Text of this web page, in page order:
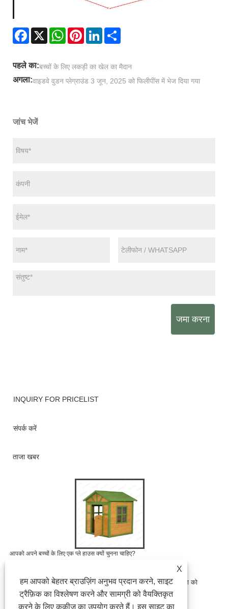
Facebook
X WhatsAppPinterestLinkedIn
पहले का:बच्चों के लिए लकड़ी का खेल का मैदान
अगला:वाइडवे वुडन प्लेग्राउंड 3 जून, 2025 को फिलीपींस में भेज दिया गया
जांच भेजें
जमा करना
INQUIRY FOR PRICELIST
संपर्क करें
ताजा खबर
आपको अपने बच्चों के लिए एक प्ले हाउस क्यों चुनना चाहिए?
जब माता -पिता बाहरी खिलौनों के बारे में सोचते हैं जो मज़ेदार, सुरक्षा और शिक्षा को
जोड़ते हैं, तो सबसे लोकप्रिय विकल्पों में से एक एक प्ले हाउस है। यह......
X
हम आपको बेहतर ब्राउज़िंग अनुभव प्रदान करने, साइट
ट्रैफ़िक का विश्लेषण करने और सामग्री को वैयक्तिकृत
करने के लिए कुकीज़ का उपयोग करते हैं। इस साइट का